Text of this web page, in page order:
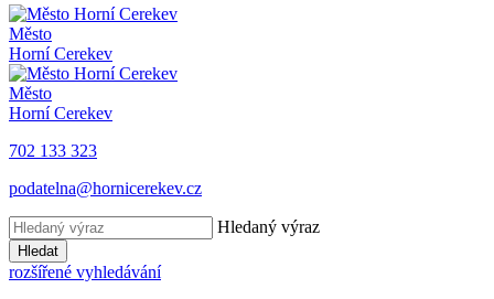
Město
Horní Cerekev
Město
Horní Cerekev
702 133 323
podatelna@hornicerekev.cz
Hledaný výraz
Hledat
rozšířené vyhledávání